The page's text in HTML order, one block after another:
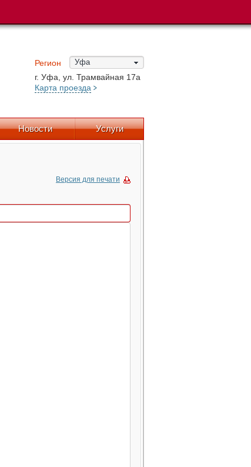
Регион Уфа
г. Уфа, ул. Трамвайная 17а
Карта проезда
Новости Услуги
Версия для печати